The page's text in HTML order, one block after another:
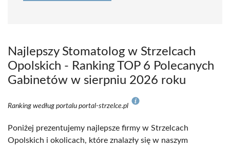
Najlepszy Stomatolog w Strzelcach
Opolskich - Ranking TOP 6 Polecanych
Gabinetów w sierpniu 2026 roku
Ranking według portalu portal-strzelce.pl
Poniżej prezentujemy najlepsze firmy w Strzelcach
Opolskich i okolicach, które znalazły się w naszym